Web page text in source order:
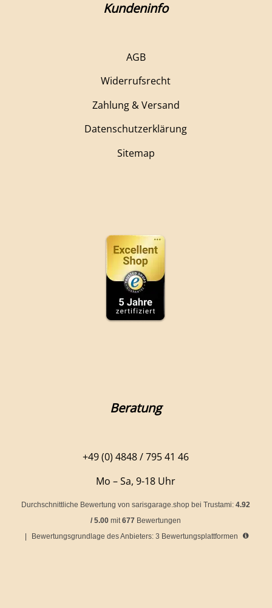
Kundeninfo
AGB
Widerrufsrecht
Zahlung & Versand
Datenschutzerklärung
Sitemap
Beratung
+49 (0) 4848 / 795 41 46
Mo – Sa, 9-18 Uhr
Durchschnittliche Bewertung von sarisgarage.shop bei Trustami:4.92
/5.00 mit677 Bewertungen
Bewertungsgrundlage des Anbieters: 3 Bewertungsplattformen